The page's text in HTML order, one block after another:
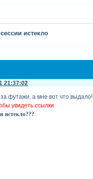
истекло
21:37:02
футажи, а мне вот что выдало!
увидеть ссылки
истекло???